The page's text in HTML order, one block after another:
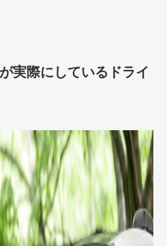
実際にしているドライ